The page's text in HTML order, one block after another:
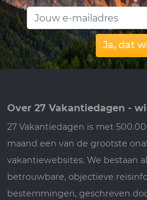
Ja, dat
Over 27 Vakantiedagen -
27 Vakantiedagen is met
maand een van de grootste
vakantiewebsites. We bestaan
betrouwbare, objectieve
bestemmingen, geschreven